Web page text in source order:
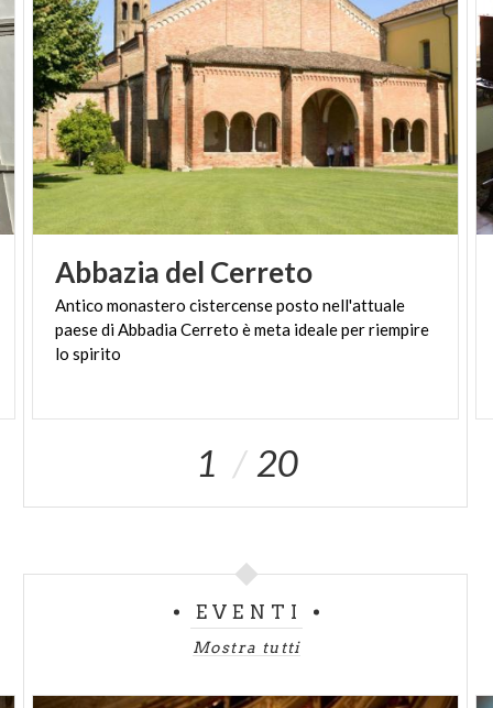
Abbazia del Cerreto
Antico monastero cistercense posto nell'attuale
paese di Abbadia Cerreto è meta ideale per riempire
lo spirito
1 20
EVENTI
Mostra tutti